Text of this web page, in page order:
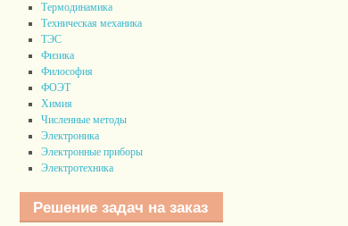
Термодинамика
Техническая механика
ТЭС
Физика
Философия
ФОЭТ
Химия
Численные методы
Электроника
Электронные приборы
Электротехника
Решение задач на заказ